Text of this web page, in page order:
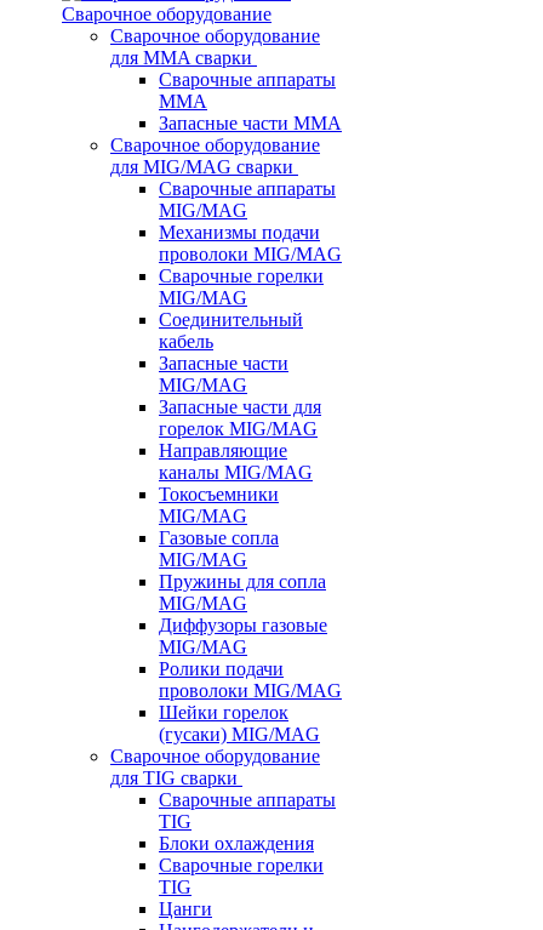
Сварочное оборудование
Сварочное оборудование
для MMA сварки
Сварочные аппараты
MMA
Запасные части MMA
Сварочное оборудование
для MIG/MAG сварки
Сварочные аппараты
MIG/MAG
Механизмы подачи
проволоки MIG/MAG
Сварочные горелки
MIG/MAG
Соединительный
кабель
Запасные части
MIG/MAG
Запасные части для
горелок MIG/MAG
Направляющие
каналы MIG/MAG
Токосъемники
MIG/MAG
Газовые сопла
MIG/MAG
Пружины для сопла
MIG/MAG
Диффузоры газовые
MIG/MAG
Ролики подачи
проволоки MIG/MAG
Шейки горелок
(гусаки) MIG/MAG
Сварочное оборудование
для TIG сварки
Сварочные аппараты
TIG
Блоки охлаждения
Сварочные горелки
TIG
Цанги